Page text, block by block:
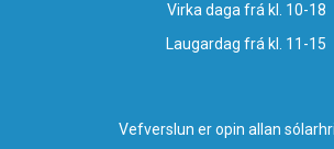
Virka daga frá kl. 10-18
Laugardag frá kl. 11-15
Vefverslun er opin allan